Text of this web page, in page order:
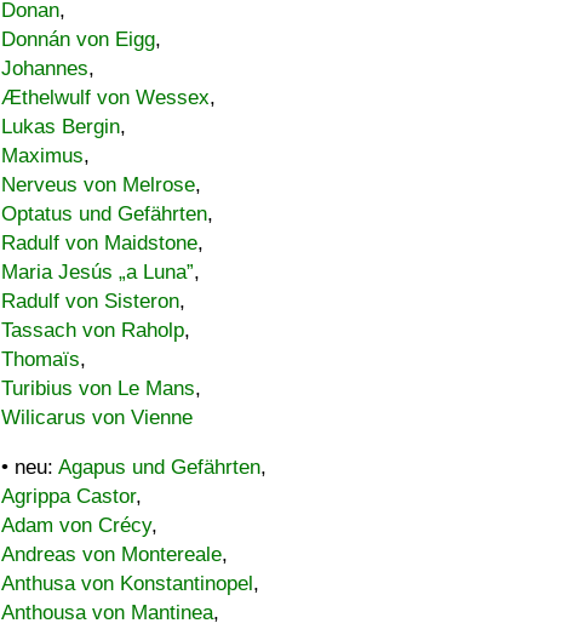
Donan,
Donnán von Eigg,
Johannes,
Æthelwulf von Wessex,
Lukas Bergin,
Maximus,
Nerveus von Melrose,
Optatus und Gefährten,
Radulf von Maidstone,
Maria Jesús „a Luna”,
Radulf von Sisteron,
Tassach von Raholp,
Thomaïs,
Turibius von Le Mans,
Wilicarus von Vienne
• neu: Agapus und Gefährten,
Agrippa Castor,
Adam von Crécy,
Andreas von Montereale,
Anthusa von Konstantinopel,
Anthousa von Mantinea,